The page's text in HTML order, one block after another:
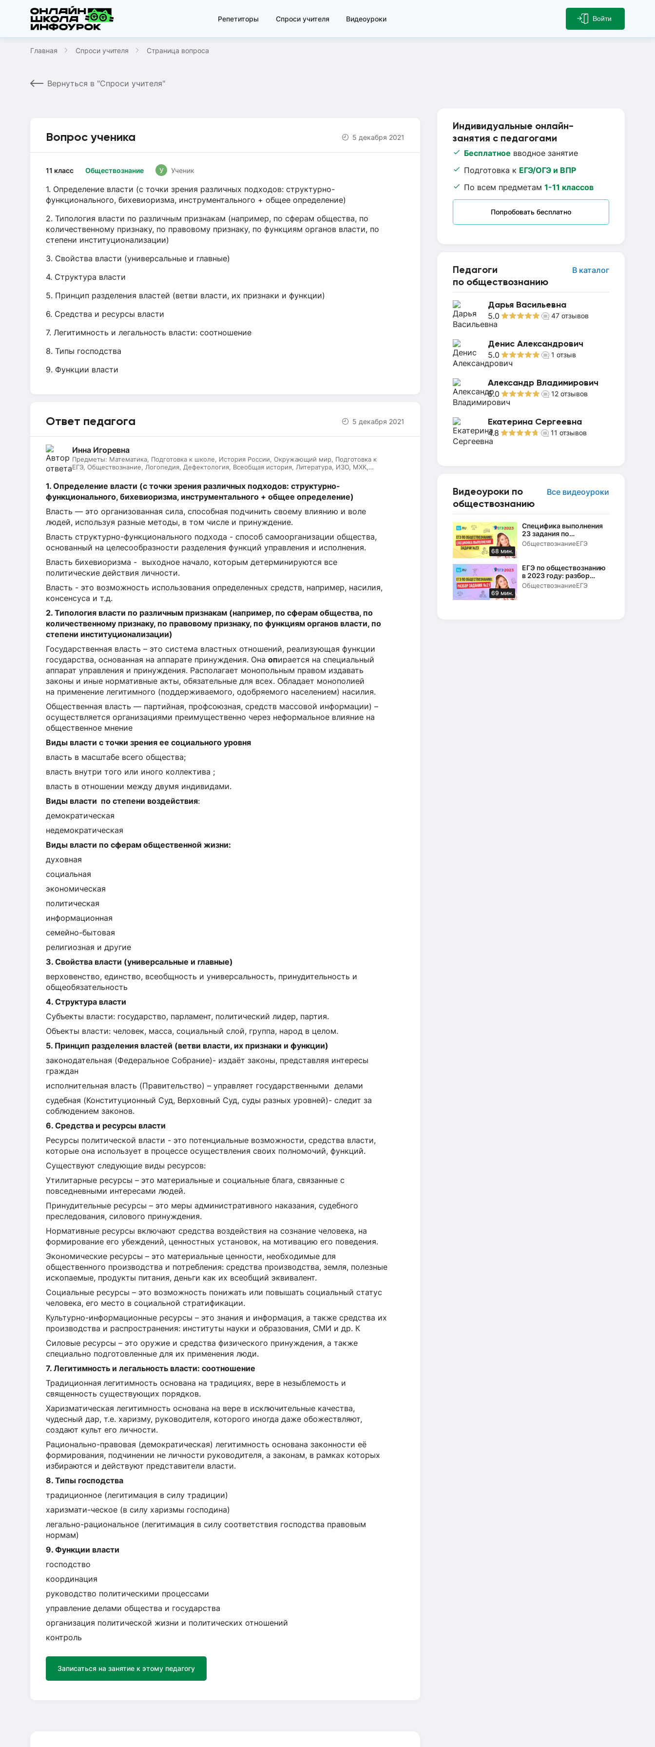
Репетиторы Спроси учителя Видеоуроки Войти
Главная Спроси учителя Страница вопроса
Вернуться в "Спроси учителя"
Индивидуальные онлайн-
занятия с педагогами
Бесплатное вводное занятие
Подготовка к ЕГЭ/ОГЭ и ВПР
По всем предметам 1-11 классов
Попробовать бесплатно
Педагоги
по обществознанию
В каталог
Дарья Васильевна
5.0 47 отзывов
Денис Александрович
5.0 1 отзыв
Александр Владимирович
5.0 12 отзывов
Екатерина Сергеевна
4.8 11 отзывов
Видеоуроки по
обществознанию
Все видеоуроки
68 мин.
Специфика выполнения
23 задания по
Конституции РФ в ЕГЭ по
обществознанию в 2023
ОбществознаниеЕГЭ
69 мин.
ЕГЭ по обществознанию
в 2023 году: разбор
задания № 21
ОбществознаниеЕГЭ
Вопрос ученика 5 декабря 2021
Обществознание
11 класс У Ученик
1. Определение власти (с точки зрения различных подходов: структурно-
функционального, бихевиоризма, инструментального + общее определение)
2. Типология власти по различным признакам (например, по сферам общества, по
количественному признаку, по правовому признаку, по функциям органов власти, по
степени институционализации)
3. Свойства власти (универсальные и главные)
4. Структура власти
5. Принцип разделения властей (ветви власти, их признаки и функции)
6. Средства и ресурсы власти
7. Легитимность и легальность власти: соотношение
8. Типы господства
9. Функции власти
Ответ педагога 5 декабря 2021
Инна Игоревна
Предметы: Математика, Подготовка к школе, История России, Окружающий мир, Подготовка к
ЕГЭ, Обществознание, Логопедия, Дефектология, Всеобщая история, Литература, ИЗО, МХК,
1. Определение власти (с точки зрения различных подходов: структурно-
функционального, бихевиоризма, инструментального + общее определение)
Власть — это организованная сила, способная подчинить своему влиянию и воле
людей, используя разные методы, в том числе и принуждение.
Власть структурно-функционального подхода - способ самоорганизации общества,
основанный на целесообразности разделения функций управления и исполнения.
Власть бихевиоризма - выходное начало, которым детерминируются все
политические действия личности.
Власть - это возможность использования определенных средств, например, насилия,
консенсуса и т.д.
2. Типология власти по различным признакам (например, по сферам общества, по
количественному признаку, по правовому признаку, по функциям органов власти, по
степени институционализации)
Государственная власть – это система властных отношений, реализующая функции
государства, основанная на аппарате принуждения. Она опирается на специальный
аппарат управления и принуждения. Располагает монопольным правом издавать
законы и иные нормативные акты, обязательные для всех. Обладает монополией
на применение легитимного (поддерживаемого, одобряемого населением) насилия.
Общественная власть — партийная, профсоюз­ная, средств массовой информации) –
осуществляется организациями преимущественно через неформальное влияние на
общественное мнение
Виды власти с точки зрения ее социального уровня
власть в масштабе всего общества;
власть внутри того или иного коллектива ;
власть в отношении между двумя индивидами.
Виды власти по степени воздействия:
демократическая
недемократическая
Виды власти по сферам общественной жизни:
духовная
социальная
экономическая
политическая
информационная
семейно-бытовая
религиозная и другие
3. Свойства власти (универсальные и главные)
верховенство, единство, всеобщность и универсальность, принудительность и
общеобязательность
4. Структура власти
Субъекты власти: государство, парламент, политический лидер, партия.
Объекты власти: человек, масса, социальный слой, группа, народ в целом.
5. Принцип разделения властей (ветви власти, их признаки и функции)
законодательная (Федеральное Собрание)- издаёт законы, представляя интересы
граждан
исполнительная власть (Правительство) – управляет государственными делами
судебная (Конституционный Суд, Верховный Суд, суды разных уровней)- следит за
соблюдением законов.
6. Средства и ресурсы власти
Ресурсы политической власти - это потенциальные возможности, средства власти,
которые она использует в процессе осуществления своих полномочий, функций.
Существуют следующие виды ресурсов:
Утилитарные ресурсы – это материальные и социальные блага, связанные с
повседневными интересами людей.
Принудительные ресурсы – это меры административного наказания, судебного
преследования, силового принуждения.
Нормативные ресурсы включают средства воздействия на сознание человека, на
формирование его убеждений, ценностных установок, на мотивацию его поведения.
Экономические ресурсы – это материальные ценности, необходимые для
общественного производства и потребления: средства производства, земля, полезные
ископаемые, продукты питания, деньги как их всеобщий эквивалент.
Социальные ресурсы – это возможность понижать или повышать социальный статус
человека, его место в социальной стратификации.
Культурно-информационные ресурсы – это знания и информация, а также средства их
производства и распространения: институты науки и образования, СМИ и др. К
Силовые ресурсы – это оружие и средства физического принуждения, а также
специально подготовленные для их применения люди.
7. Легитимность и легальность власти: соотношение
Традиционная легитимность основана на традициях, вере в незыблемость и
священность существующих порядков.
Харизматическая легитимность основана на вере в исключительные качества,
чудесный дар, т.е. харизму, руководите­ля, которого иногда даже обожествляют,
создают культ его лич­ности.
Рационально-правовая (демократическая) легитимность основана законности её
формирования, подчинении не личности руководителя, а законам, в рамках которых
избираются и действуют представители власти.
8. Типы господства
традиционное (легитимация в силу традиции)
харизмати-ческое (в силу харизмы господина)
легально-рациональное (легитимация в силу соответствия господства правовым
нормам)
9. Функции власти
господство
координация
руководство политическими процессами
управление делами общества и государства
организация политической жизни и политических отношений
контроль
Записаться на занятие к этому педагогу